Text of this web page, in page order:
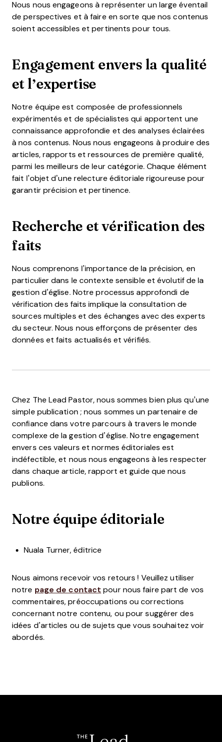
Nous nous engageons à représenter un large éventail
de perspectives et à faire en sorte que nos contenus
soient accessibles et pertinents pour tous.
Engagement envers la qualité
et l’expertise
Notre équipe est composée de professionnels
expérimentés et de spécialistes qui apportent une
connaissance approfondie et des analyses éclairées
à nos contenus. Nous nous engageons à produire des
articles, rapports et ressources de première qualité,
parmi les meilleurs de leur catégorie. Chaque élément
fait l’objet d’une relecture éditoriale rigoureuse pour
garantir précision et pertinence.
Recherche et vérification des
faits
Nous comprenons l’importance de la précision, en
particulier dans le contexte sensible et évolutif de la
gestion d’église. Notre processus approfondi de
vérification des faits implique la consultation de
sources multiples et des échanges avec des experts
du secteur. Nous nous efforçons de présenter des
données et faits actualisés et vérifiés.
Chez The Lead Pastor, nous sommes bien plus qu’une
simple publication ; nous sommes un partenaire de
confiance dans votre parcours à travers le monde
complexe de la gestion d’église. Notre engagement
envers ces valeurs et normes éditoriales est
indéfectible, et nous nous engageons à les respecter
dans chaque article, rapport et guide que nous
publions.
Notre équipe éditoriale
Nuala Turner, éditrice
Nous aimons recevoir vos retours ! Veuillez utiliser
notre page de contact pour nous faire part de vos
commentaires, préoccupations ou corrections
concernant notre contenu, ou pour suggérer des
idées d’articles ou de sujets que vous souhaitez voir
abordés.